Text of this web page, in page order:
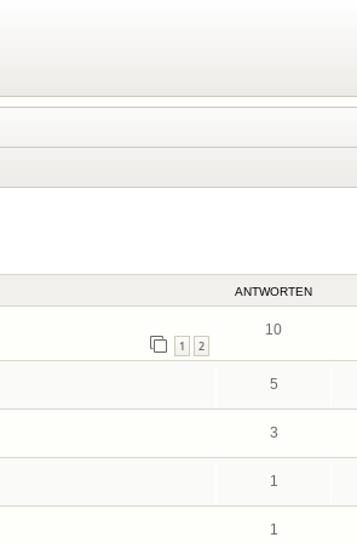
ANTWORTEN
1 2
10
5
3
1
1